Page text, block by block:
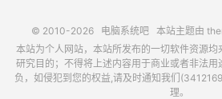
© 2010-2026 电脑系统吧本站主题由
本站为个人网站，本站所发布的一切软件资源均
研究目的；不得将上述内容用于商业或者非法用
负，如侵犯到您的权益,请及时通知我们
理。